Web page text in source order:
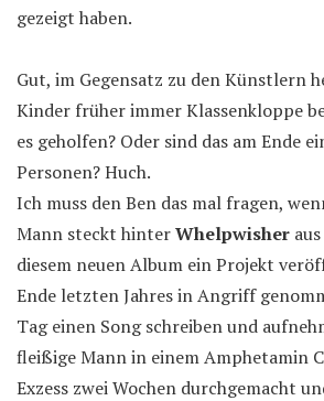
gezeigt haben.
Gut, im Gegensatz zu den Künstlern
Kinder früher immer Klassenkloppe
es geholfen? Oder sind das am Ende
Personen? Huch.
Ich muss den Ben das mal fragen,
Mann steckt hinterWhelpwisher
diesem neuen Album ein Projekt
Ende letzten Jahres in Angriff
Tag einen Song schreiben und
fleißige Mann in einem Amphetamin
Exzess zwei Wochen durchgemacht